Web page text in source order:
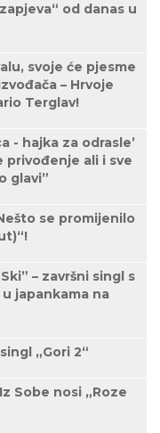
od danas u
svoje će pjesme
– Hrvoje
Terglav!
- hajka za odrasle’
ali i sve
glavi”
se promijenilo
– završni singl s
japankama na
„Gori 2“
Sobe nosi „Roze